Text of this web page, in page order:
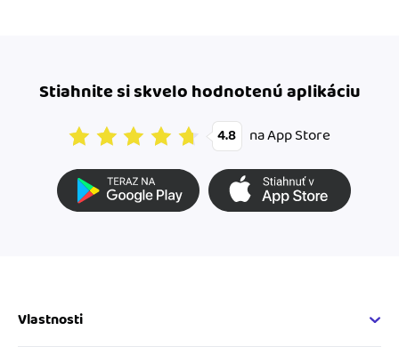
Stiahnite si skvelo hodnotenú aplikáciu
4.8 na App Store
Vlastnosti
Fakturačné vlastnosti